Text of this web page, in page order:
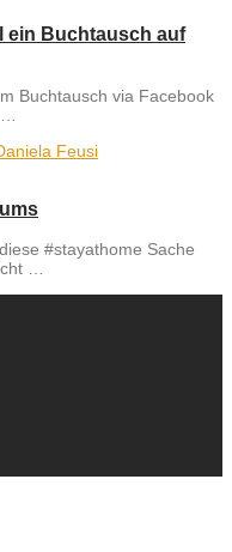
ein Buchtausch auf
Buchtausch via Facebook
…
#stayathome Sache
…